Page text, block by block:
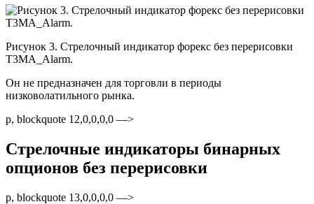
Рисунок 3. Стрелочный индикатор форекс без перерисовки
T3MA_Alarm.
Он не предназначен для торговли в периоды
низковолатильного рынка.
p, blockquote 12,0,0,0,0 —>
Стрелочные индикаторы бинарных
опционов без перерисовки
p, blockquote 13,0,0,0,0 —>